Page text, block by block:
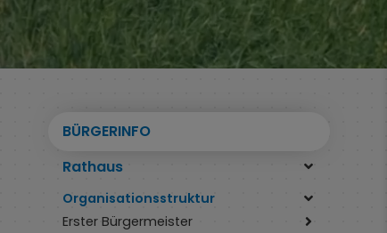
BÜRGERINFO
Rathaus
Organisationsstruktur
Erster Bürgermeister